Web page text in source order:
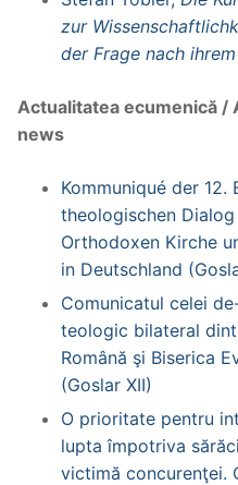
zur
der Frage nach
Actualitatea ecumenică /
news
Kommuniqué der 12.
theologischen
Orthodoxen Kirche
in Deutschland
Comunicatul celei
teologic bilateral
Română şi Biserica
(Goslar XII)
O prioritate pentru
lupta împotriva
victimă concurenţei.